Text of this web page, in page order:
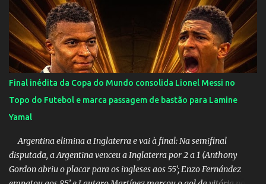
Final inédita da Copa do Mundo consolida Lionel Messi no
Topo do Futebol e marca passagem de bastão para Lamine
Yamal
Argentina elimina a Inglaterra e vai à final: Na semifinal
disputada, a Argentina venceu a Inglaterra por 2 a 1 (Anthony
Gordon abriu o placar para os ingleses aos 55’; Enzo Fernández